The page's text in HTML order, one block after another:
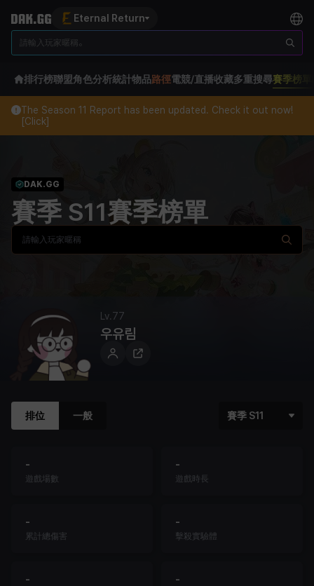
Eternal Return
排行榜聯盟角色分析統計物品路徑電競/直播收藏多重搜尋賽季榜單
The Season 11 Report has been updated. Check it out now!
[Click]
DAK.GG
賽季 S11賽季榜單
Lv.77
우유림
排位 一般 賽季 S11
-
遊戲場數
-
遊戲時長
-
累計總傷害
-
擊殺實驗體
- -